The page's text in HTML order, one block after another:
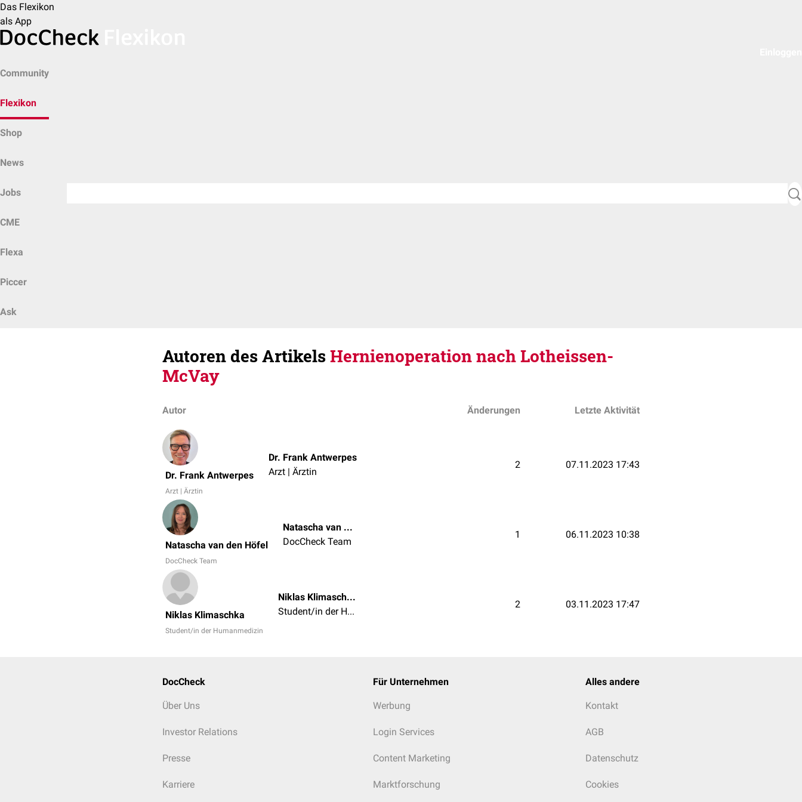
Das Flexikon
als App
Community
Flexikon
Shop
News
Jobs
CME
Flexa
Piccer
Ask
Autoren des ArtikelsHernienoperation nach Lotheissen-
McVay
Autor Änderungen Letzte Aktivität
Dr. Frank Antwerpes
Arzt | Ärztin
Dr. Frank Antwerpes
Arzt | Ärztin
2 07.11.2023 17:43
Natascha van den Höfel
DocCheck Team
Natascha van den Höfel
DocCheck Team
1 06.11.2023 10:38
Niklas Klimaschka
Student/in der Humanmedizin
Niklas Klimaschka
Student/in der Humanmedizin
2 03.11.2023 17:47
DocCheck
Über Uns
Investor Relations
Presse
Karriere
Für Unternehmen
Werbung
Login Services
Content Marketing
Marktforschung
Alles andere
Kontakt
AGB
Datenschutz
Cookies